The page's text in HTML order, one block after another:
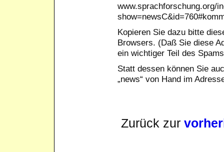
www.sprachforschung.org/
Kopieren Sie dazu bitte
Browsers. (Daß Sie diese
ein wichtiger Teil des
Statt dessen können Sie
„news“ von Hand im
Zurück zur